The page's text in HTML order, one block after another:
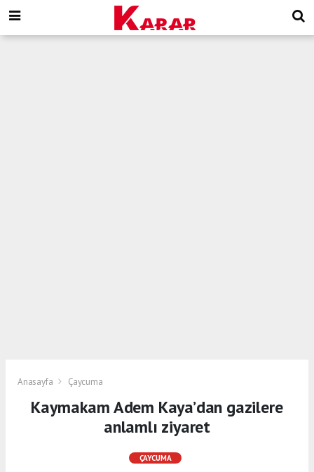
Anasayfa Çaycuma
Kaymakam Adem Kaya’dan gazilere
anlamlı ziyaret
ÇAYCUMA